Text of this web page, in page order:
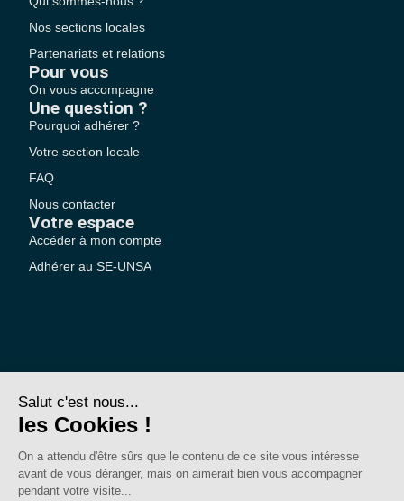
Nos sections locales
Partenariats et relations
Pour vous
On vous accompagne
Une question ?
Pourquoi adhérer ?
Votre section locale
FAQ
Nous contacter
Votre espace
Accéder à mon compte
Adhérer au SE-UNSA
SE-Unsa est un syndicat de l’UNSA